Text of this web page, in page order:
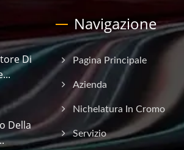
Di
Della
Navigazione
Pagina Principale
Azienda
Nichelatura In Cromo
Servizio